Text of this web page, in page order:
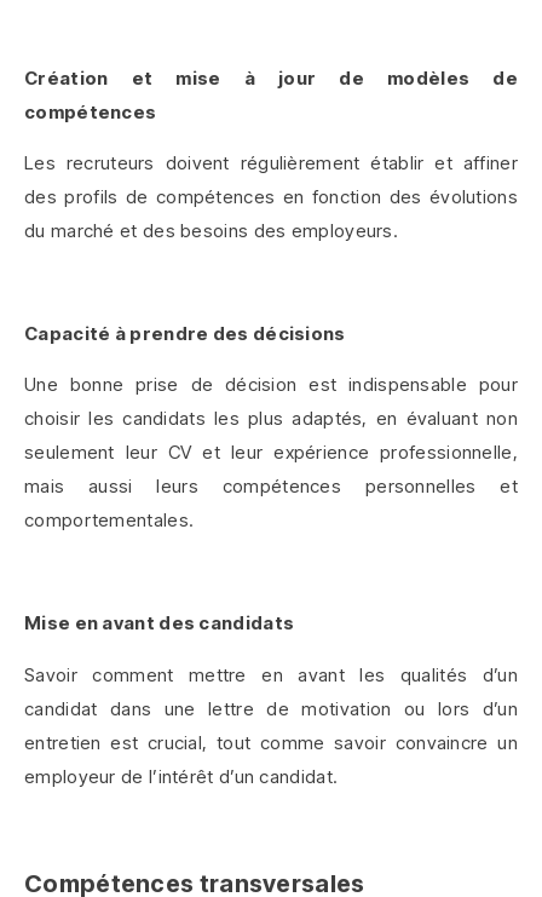
Création et mise à jour de modèles de
compétences
Les recruteurs doivent régulièrement établir et affiner
des profils de compétences en fonction des évolutions
du marché et des besoins des employeurs.
Capacité à prendre des décisions
Une bonne prise de décision est indispensable pour
choisir les candidats les plus adaptés, en évaluant non
seulement leur CV et leur expérience professionnelle,
mais aussi leurs compétences personnelles et
comportementales.
Mise en avant des candidats
Savoir comment mettre en avant les qualités d’un
candidat dans une lettre de motivation ou lors d’un
entretien est crucial, tout comme savoir convaincre un
employeur de l’intérêt d’un candidat.
Compétences transversales